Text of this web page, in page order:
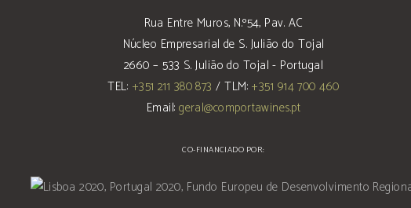
Rua Entre Muros, N.º54, Pav. AC
Núcleo Empresarial de S. Julião do Tojal
2660 – 533 S. Julião do Tojal - Portugal
TEL: +351 211 380 873 / TLM: +351 914 700 460
Email:geral@comportawines.pt
CO-FINANCIADO POR: